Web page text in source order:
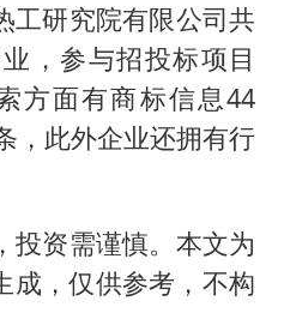
工研究院有限公司共
，参与招投标项目
方面有商标信息44
，此外企业还拥有行
投资需谨慎。本文为
成，仅供参考，不构